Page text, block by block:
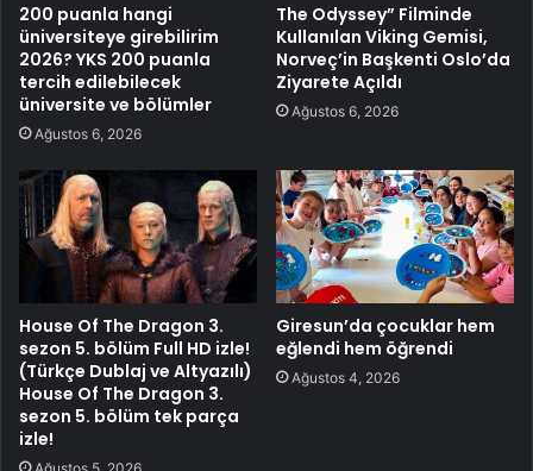
200 puanla hangi
üniversiteye girebilirim
2026? YKS 200 puanla
tercih edilebilecek
üniversite ve bölümler
Ağustos 6, 2026
The Odyssey” Filminde
Kullanılan Viking Gemisi,
Norveç’in Başkenti Oslo’da
Ziyarete Açıldı
Ağustos 6, 2026
House Of The Dragon 3.
sezon 5. bölüm Full HD izle!
(Türkçe Dublaj ve Altyazılı)
House Of The Dragon 3.
sezon 5. bölüm tek parça
izle!
Giresun’da çocuklar hem
eğlendi hem öğrendi
Ağustos 4, 2026